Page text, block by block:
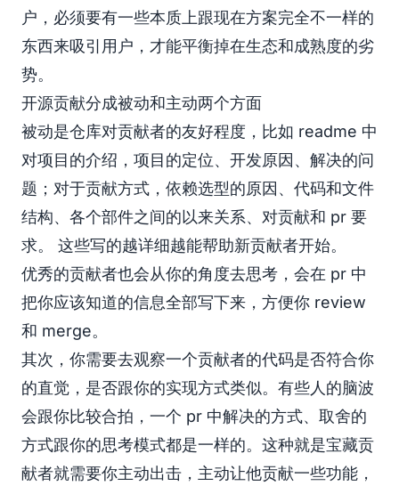
户，必须要有一些本质上跟现在方案完全不一样的
东西来吸引用户，才能平衡掉在生态和成熟度的劣
势。
开源贡献分成被动和主动两个方面
被动是仓库对贡献者的友好程度，比如 readme 中
对项目的介绍，项目的定位、开发原因、解决的问
题；对于贡献方式，依赖选型的原因、代码和文件
结构、各个部件之间的以来关系、对贡献和 pr 要
求。 这些写的越详细越能帮助新贡献者开始。
优秀的贡献者也会从你的角度去思考，会在 pr 中
把你应该知道的信息全部写下来，方便你 review
和 merge。
其次，你需要去观察一个贡献者的代码是否符合你
的直觉，是否跟你的实现方式类似。有些人的脑波
会跟你比较合拍，一个 pr 中解决的方式、取舍的
方式跟你的思考模式都是一样的。这种就是宝藏贡
献者就需要你主动出击，主动让他贡献一些功能，